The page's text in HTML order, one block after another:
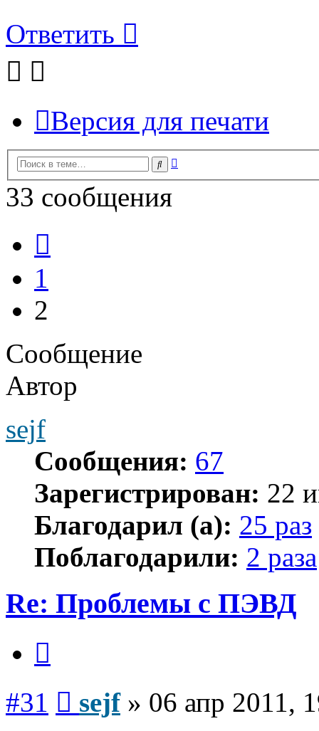
Ответить
Версия для печати
Поиск
33 сообщения
1
2
Сообщение
Автор
sejf
Сообщения: 67
Зарегистрирован: 22
Благодарил (а): 25 раз
Поблагодарили: 2 раза
Re: Проблемы с ПЭВД
#31 sejf» 06 апр 2011,